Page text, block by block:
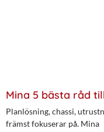
Mina 5 bästa råd
Planlösning, chassi,
främst fokuserar på. Mina